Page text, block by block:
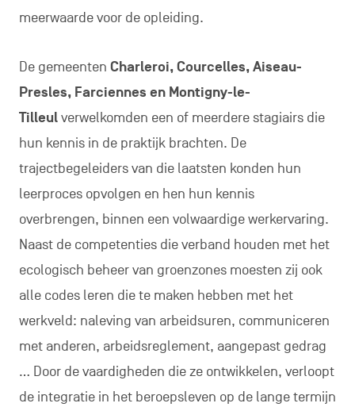
meerwaarde voor de opleiding.
De gemeenten Charleroi, Courcelles, Aiseau-
Presles, Farciennes en Montigny-le-
Tilleulverwelkomden een of meerdere stagiairs die
hun kennis in de praktijk brachten. De
trajectbegeleiders van die laatsten konden hun
leerproces opvolgen en hen hun kennis
overbrengen, binnen een volwaardige werkervaring.
Naast de competenties die verband houden met het
ecologisch beheer van groenzones moesten zij ook
alle codes leren die te maken hebben met het
werkveld: naleving van arbeidsuren, communiceren
met anderen, arbeidsreglement, aangepast gedrag
… Door de vaardigheden die ze ontwikkelen, verloopt
de integratie in het beroepsleven op de lange termijn